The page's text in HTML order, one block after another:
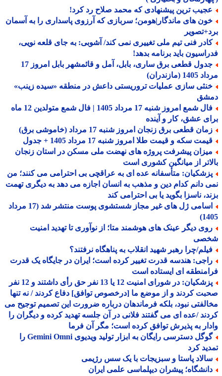
ترین پیشنهادی که محمد صلاح رد کرد!
های ماندگار|هومن؛ سربازی که آرزوی پاسداری را به آسمان
فنی تیم ملی تغییری نمی کند/ آشوبی: به جای قلعه نویی،
باید برنامه بدهد!
جدول قطعی برق ساری، بابل، آمل و قائمشهر بابل امروز 17
(مازندران)
سازی عملیات تروریستی داعش در منطقه «سیده زینب»
فال شمع امروز شنبه 17 مرداد 1405 | فال شمع متولدین 12 ماه
عشق، کار و آینده
قطعی برق زنجان امروز شنبه 17 مرداد (خاموشی برق)
سکه و قیمت طلا امروز شنبه 17 مرداد 1405 + جدول
پیشرفت پروژه های نهضت ملی مسکن در استان زنجان
از میانگین کشوری است
متأسفانه عده ای به عراقچی بی احترامی می کنند؛ من
دانم کدام دین و مذهب به انسان اجازه می دهد به دیگری تهمت
ناسزا بگوید یا بی احترامی کند
اسامی ژل های غیر مجاز شستشوی پوست منتشر شد (17 مرداد
دیگر عینک های هوشمند متا؛ از نوآوری تا تهدید امنیت
چرا رهبر شهید انقلاب به پناهگاه نرفتند؟
هندسه قدرت تغییر کرده است؛ ایران در جایگاه یک قدرت
ای ایستاده است
پزشکیان: در شورای امنیت 12 یا 13 نفر حق رأی داشتند و 12 نفر
کردند و از موضع ما [درخصوص توافق] دفاع کردند / نه تنها
نبود، بلکه فرماندهان درباره ضرورت این تصمیم توجیح می
/عده ای می گفتند فلانی در آن جلسه تهدید کرده و دیگران را
به پذیرش توافق کرده است؛ مگر آن فرما
گوگل دسترسی رایگان به ابزار تولید ویدیوی Gemini Omni را
کرد
پاستا و سبزیجات با یک سس رژیمی
پیشران دیپلماسی علمی ایران